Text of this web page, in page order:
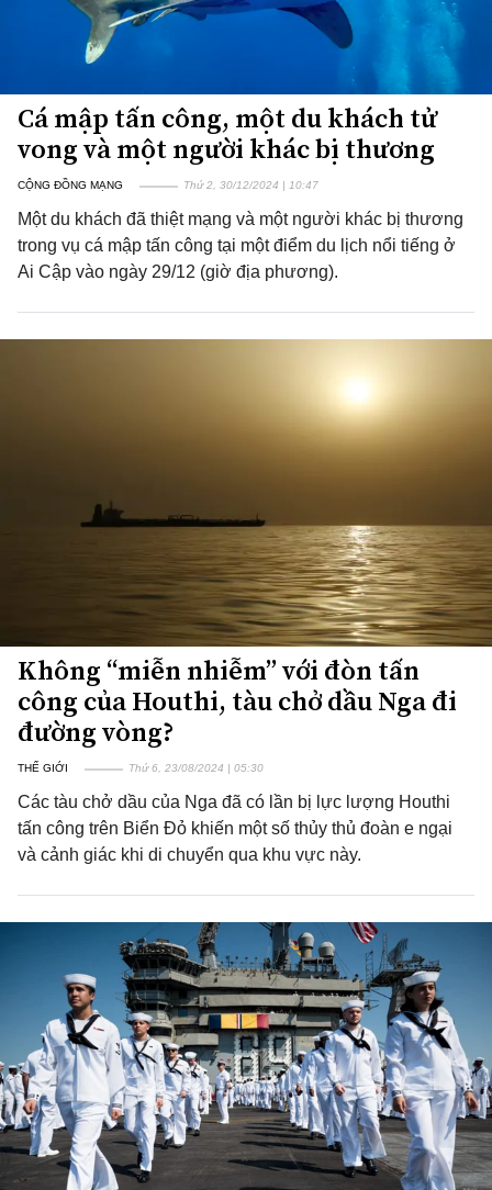
Cá mập tấn công, một du khách tử
vong và một người khác bị thương
CỘNG ĐỒNG MẠNG Thứ 2, 30/12/2024 | 10:47
Một du khách đã thiệt mạng và một người khác bị thương
trong vụ cá mập tấn công tại một điểm du lịch nổi tiếng ở
Ai Cập vào ngày 29/12 (giờ địa phương).
Không “miễn nhiễm” với đòn tấn
công của Houthi, tàu chở dầu Nga đi
đường vòng?
THẾ GIỚI Thứ 6, 23/08/2024 | 05:30
Các tàu chở dầu của Nga đã có lần bị lực lượng Houthi
tấn công trên Biển Đỏ khiến một số thủy thủ đoàn e ngại
và cảnh giác khi di chuyển qua khu vực này.